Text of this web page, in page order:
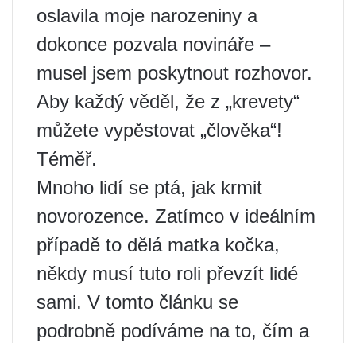
oslavila moje narozeniny a
dokonce pozvala novináře –
musel jsem poskytnout rozhovor.
Aby každý věděl, že z „krevety“
můžete vypěstovat „člověka“!
Téměř.
Mnoho lidí se ptá, jak krmit
novorozence. Zatímco v ideálním
případě to dělá matka kočka,
někdy musí tuto roli převzít lidé
sami. V tomto článku se
podrobně podíváme na to, čím a